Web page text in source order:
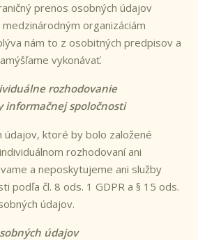
prenos osobných údajov
organizáciám
nám to z osobitných predpisov a
vykonávať.
rozhodovanie
informačnej spoločnosti
údajov, ktoré by bolo založené
rozhodovaní ani
a neposkytujeme ani služby
podľa čl. 8 ods. 1 GDPR a § 15 ods.
údajov.
údajov